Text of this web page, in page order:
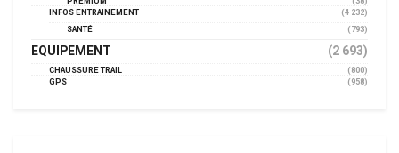
INFOS ENTRAINEMENT
(4 232)
SANTÉ
(793)
EQUIPEMENT (2 693)
CHAUSSURE TRAIL
(800)
GPS
(958)